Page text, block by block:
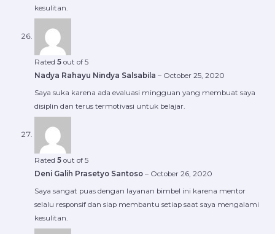
kesulitan.
Rated 5out of 5
Nadya Rahayu Nindya Salsabila – October 25, 2020
Saya suka karena ada evaluasi mingguan yang membuat saya
disiplin dan terus termotivasi untuk belajar.
Rated 5out of 5
Deni Galih Prasetyo Santoso – October 26, 2020
Saya sangat puas dengan layanan bimbel ini karena mentor
selalu responsif dan siap membantu setiap saat saya mengalami
kesulitan.